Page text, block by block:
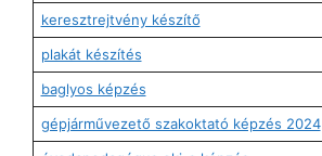
keresztrejtvény készítő
plakát készítés
baglyos képzés
gépjárművezető szakoktató képzés 2024